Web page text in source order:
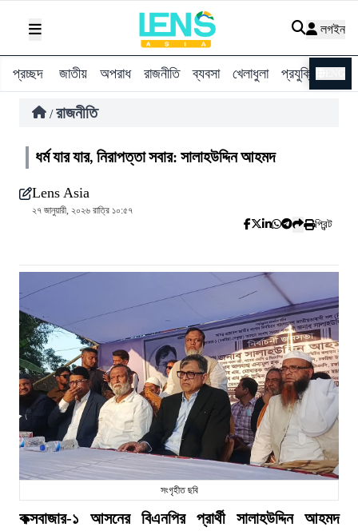
লগইন
প্রচ্ছদ জাতীয় অপরাধ রাজনীতি ব্যবসা খেলাধুলা প্রযুক্তি
/ রাজনীতি
ধর্ম যার যার, নিরাপত্তা সবার: সালাহউদ্দিন আহমদ
Lens Asia
২৭ জানুয়ারী, ২০২৬ রাত্রি ১০:৫৭
প্রিন্ট
সংগৃহীত ছবি
কক্সবাজার-১ আসনের বিএনপির প্রার্থী সালাহউদ্দিন আহমদ